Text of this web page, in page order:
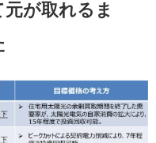
が取れるま